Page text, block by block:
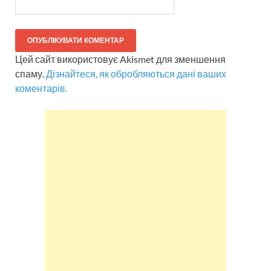
Цей сайт використовує Akismet для зменшення
спаму. Дізнайтеся, як обробляються дані ваших
коментарів.